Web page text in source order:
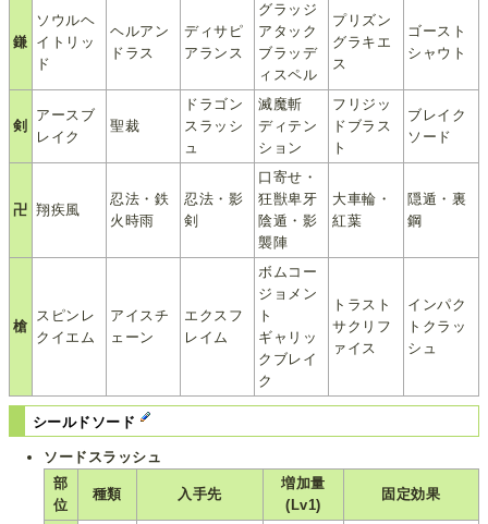
鎌
ソウルヘ
イトリッ
ド
ヘルアン
ドラス
ディサピ
アランス
グラッジ
アタック
ブラッデ
ィスペル
プリズン
グラキエ
ス
ゴースト
シャウト
剣
アースブ
レイク
聖裁
ドラゴン
スラッシ
ュ
滅魔斬
ディテン
ション
フリジッ
ドブラス
ト
ブレイク
ソード
卍 翔疾風
忍法・鉄
火時雨
忍法・影
剣
口寄せ・
狂獣卑牙
陰遁・影
襲陣
大車輪・
紅葉
隠遁・裏
鋼
槍
スピンレ
クイエム
アイスチ
ェーン
エクスフ
レイム
ボムコー
ジョメン
ト
ギャリッ
クブレイ
ク
トラスト
サクリフ
ァイス
インパク
トクラッ
シュ
シールドソード
ソードスラッシュ
部
位
種類 入手先
増加量
(Lv1)
固定効果